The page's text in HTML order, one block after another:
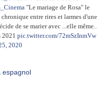
"Le mariage de Rosa" le
entre rires et larmes d'une
de se marier avec ...elle même..
2021 pic.twitter.com/72mSzInmVw
2020
espagnol